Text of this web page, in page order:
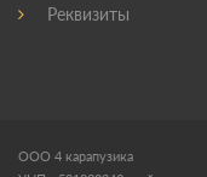
Реквизиты
ООО 4 карапузика